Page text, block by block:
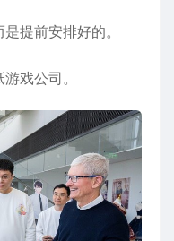
提前安排好的。
戏公司。